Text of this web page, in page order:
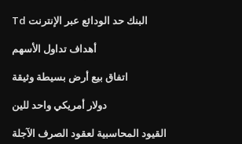
Td البنك حد الودائع عبر الإنترنت
أهداف تداول الأسهم
اتفاق بيع أرض بسيطة وثيقة
دولار أمريكي واحد للين
القيود المحاسبية لعقود الصرف الآجلة